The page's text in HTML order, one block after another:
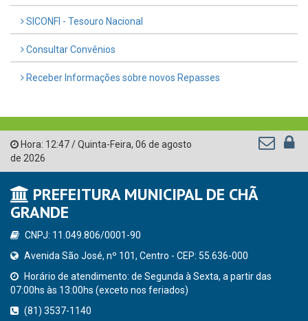
SICONFI - Tesouro Nacional
Consultar Convênios
Receber Informações sobre novos Repasses
Hora: 12:47/Quinta-Feira, 06 de agosto
de 2026
PREFEITURA MUNICIPAL DE CHÃ
GRANDE
CNPJ: 11.049.806/0001-90
Avenida São José, nº 101, Centro - CEP: 55.636-000
Horário de atendimento: de Segunda à Sexta, a partir das
07:00hs às 13:00hs (exceto nos feriados)
(81) 3537-1140